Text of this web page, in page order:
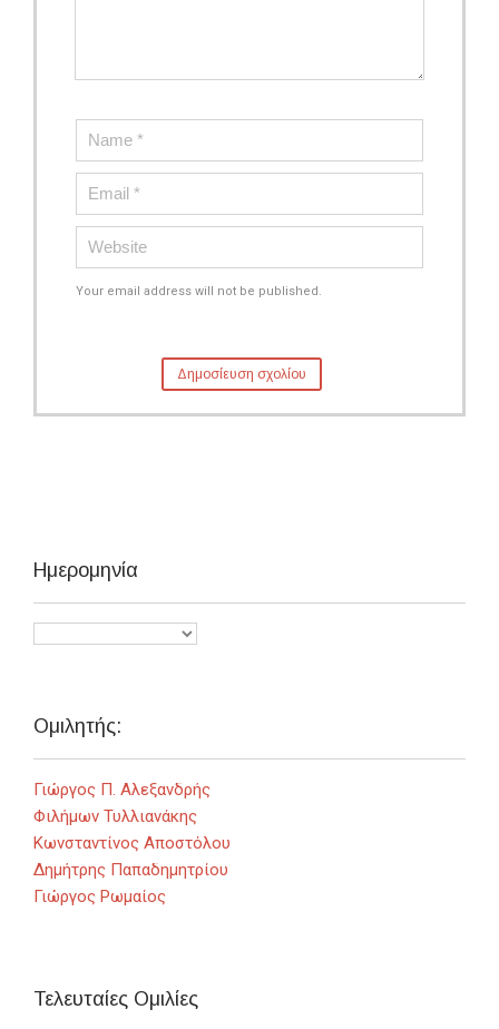
Your email address will not be published.
Ημερομηνία
Ομιλητής:
Γιώργος Π. Αλεξανδρής
Φιλήμων Τυλλιανάκης
Κωνσταντίνος Αποστόλου
Δημήτρης Παπαδημητρίου
Γιώργος Ρωμαίος
Τελευταίες Ομιλίες